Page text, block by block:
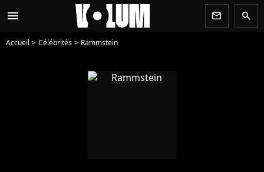
menu newsletter search
Accueil Célébrités Rammstein